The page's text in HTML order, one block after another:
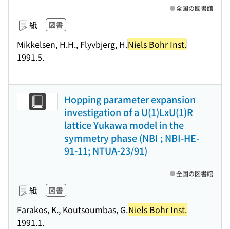
紙 図書
Mikkelsen, H.H., Flyvbjerg, H.Niels Bohr Inst.
1991.5.
全国の図書館
Hopping parameter expansion
investigation of a U(1)LxU(1)R
lattice Yukawa model in the
symmetry phase (NBI ; NBI-HE-
91-11; NTUA-23/91)
紙 図書
Farakos, K., Koutsoumbas, G.Niels Bohr Inst.
1991.1.
全国の図書館